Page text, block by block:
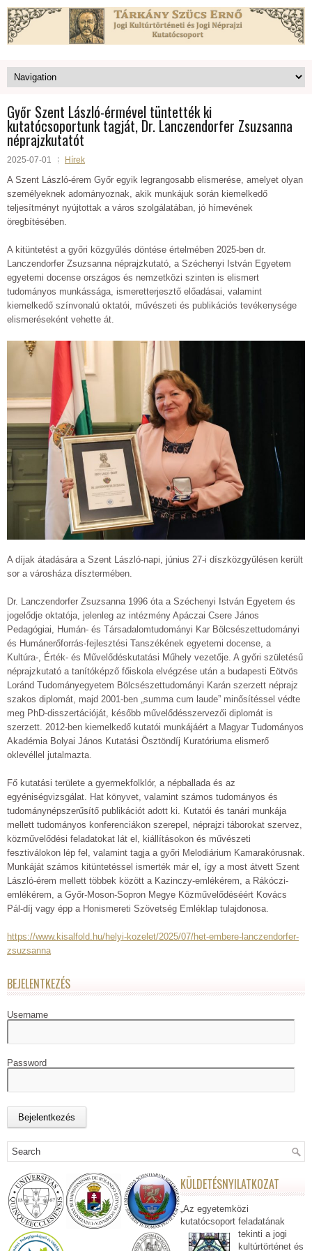
Győr Szent László-érmével tüntették ki
kutatócsoportunk tagját, Dr. Lanczendorfer Zsuzsanna
néprajzkutatót
2025-07-01 Hírek
A Szent László-érem Győr egyik legrangosabb elismerése, amelyet olyan
személyeknek adományoznak, akik munkájuk során kiemelkedő
teljesítményt nyújtottak a város szolgálatában, jó hírnevének
öregbítésében.
A kitüntetést a győri közgyűlés döntése értelmében 2025-ben dr.
Lanczendorfer Zsuzsanna néprajzkutató, a Széchenyi István Egyetem
egyetemi docense országos és nemzetközi szinten is elismert
tudományos munkássága, ismeretterjesztő előadásai, valamint
kiemelkedő színvonalú oktatói, művészeti és publikációs tevékenysége
elismeréseként vehette át.
A díjak átadására a Szent László-napi, június 27-i díszközgyűlésen került
sor a városháza dísztermében.
Dr. Lanczendorfer Zsuzsanna 1996 óta a Széchenyi István Egyetem és
jogelődje oktatója, jelenleg az intézmény Apáczai Csere János
Pedagógiai, Humán- és Társadalomtudományi Kar Bölcsészettudományi
és Humánerőforrás-fejlesztési Tanszékének egyetemi docense, a
Kultúra-, Érték- és Művelődéskutatási Műhely vezetője. A győri születésű
néprajzkutató a tanítóképző főiskola elvégzése után a budapesti Eötvös
Loránd Tudományegyetem Bölcsészettudományi Karán szerzett néprajz
szakos diplomát, majd 2001-ben „summa cum laude” minősítéssel védte
meg PhD-disszertációját, később művelődésszervezői diplomát is
szerzett. 2012-ben kiemelkedő kutatói munkájáért a Magyar Tudományos
Akadémia Bolyai János Kutatási Ösztöndíj Kuratóriuma elismerő
oklevéllel jutalmazta.
Fő kutatási területe a gyermekfolklór, a népballada és az
egyéniségvizsgálat. Hat könyvet, valamint számos tudományos és
tudománynépszerűsítő publikációt adott ki. Kutatói és tanári munkája
mellett tudományos konferenciákon szerepel, néprajzi táborokat szervez,
közművelődési feladatokat lát el, kiállításokon és művészeti
fesztiválokon lép fel, valamint tagja a győri Melodiárium Kamarakórusnak.
Munkáját számos kitüntetéssel ismerték már el, így a most átvett Szent
László-érem mellett többek között a Kazinczy-emlékérem, a Rákóczi-
emlékérem, a Győr-Moson-Sopron Megye Közművelődéséért Kovács
Pál-díj vagy épp a Honismereti Szövetség Emléklap tulajdonosa.
https://www.kisalfold.hu/helyi-kozelet/2025/07/het-embere-lanczendorfer-
zsuzsanna
BEJELENTKEZÉS
Username
Password
KÜLDETÉSNYILATKOZAT
„Az egyetemközi
kutatócsoport feladatának
tekinti a jogi
kultúrtörténet és